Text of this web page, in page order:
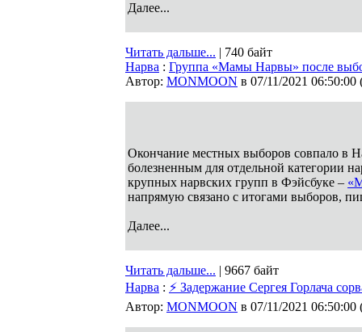
Далее...
Читать дальше... | 740 байт
Нарва : Группа «Мамы Нарвы» после
Автор: MONMOON в 07/11/2021 06:50:00
Окончание местных выборов совпало в
болезненным для отдельной категории
крупных нарвских групп в Фэйсбуке –
напрямую связано с итогами выборов,
Далее...
Читать дальше... | 9667 байт
Нарва : ⚡ Задержание Сергея Горлача
Автор: MONMOON в 07/11/2021 06:50:00